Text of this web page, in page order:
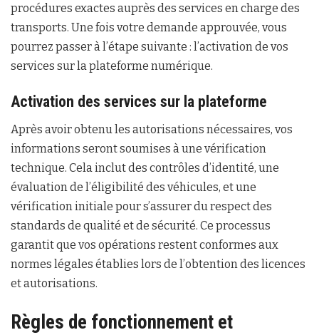
procédures exactes auprès des services en charge des
transports. Une fois votre demande approuvée, vous
pourrez passer à l’étape suivante : l’activation de vos
services sur la plateforme numérique.
Activation des services sur la plateforme
Après avoir obtenu les autorisations nécessaires, vos
informations seront soumises à une vérification
technique. Cela inclut des contrôles d’identité, une
évaluation de l’éligibilité des véhicules, et une
vérification initiale pour s’assurer du respect des
standards de qualité et de sécurité. Ce processus
garantit que vos opérations restent conformes aux
normes légales établies lors de l’obtention des licences
et autorisations.
Règles de fonctionnement et